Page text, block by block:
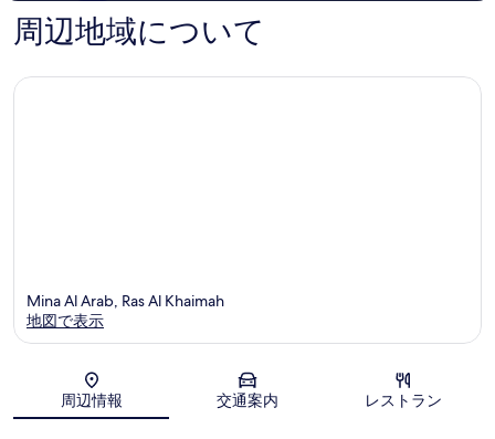
コ
ミ
口
周辺地域について
地図
Mina Al Arab, Ras Al Khaimah
地図で表示
周辺情報 交通案内 レストラン